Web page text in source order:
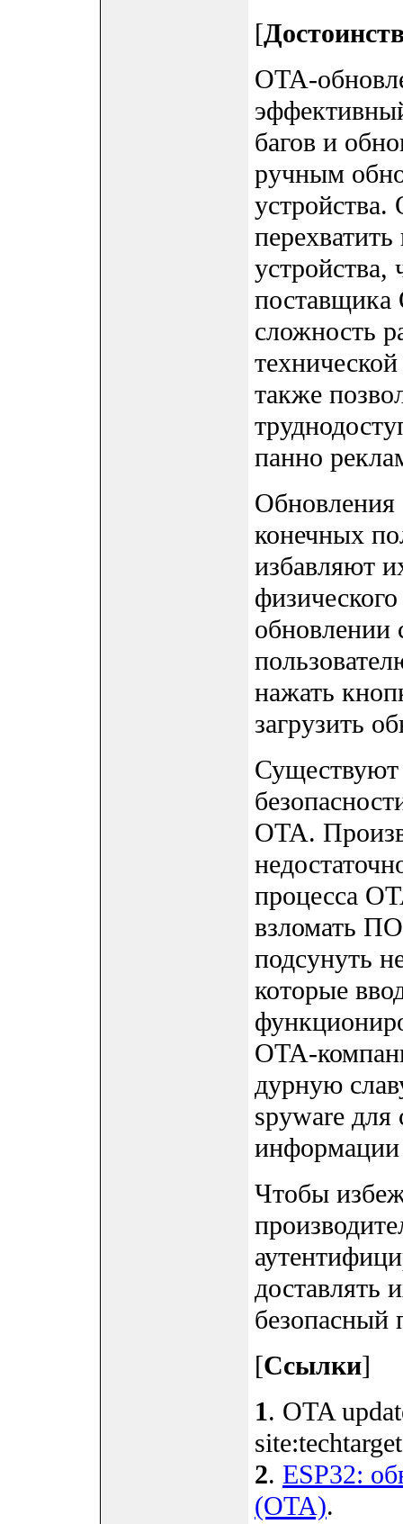
[
OTA-
багов и
ручным
устройства,
сложность
также
панно
конечных
избавляют
обновлении
нажать
загрузить
OTA.
процесса
взломать
подсунуть
которые
OTA-
дурную
spyware для
информации
Чтобы
доставлять
безопасный
[Ссылки]
1. OTA
2. ESP32:
(OTA).